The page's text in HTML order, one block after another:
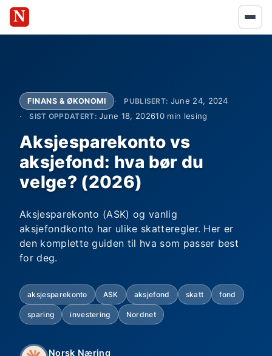
FINANS & ØKONOMI PUBLISERT: June 24, 2024
SIST OPPDATERT:June 18, 202610 min lesing
Aksjesparekonto vs
aksjefond: hva bør du
velge? (2026)
Aksjesparekonto (ASK) og vanlig
aksjefondkonto har ulike skatteregler. Her er
den komplette guiden til hva som passer best
for deg.
aksjesparekonto ASK aksjefond skatt fond
sparing investering Nordnet
Norsk Næring